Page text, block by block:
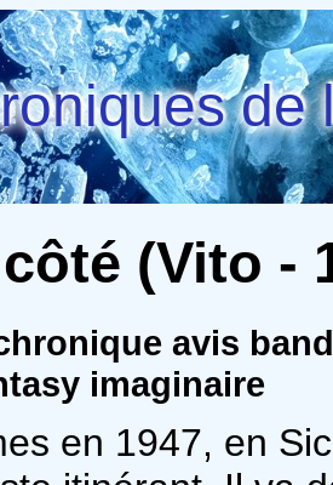
de
(Vito -
avis
imaginaire
en 1947, en